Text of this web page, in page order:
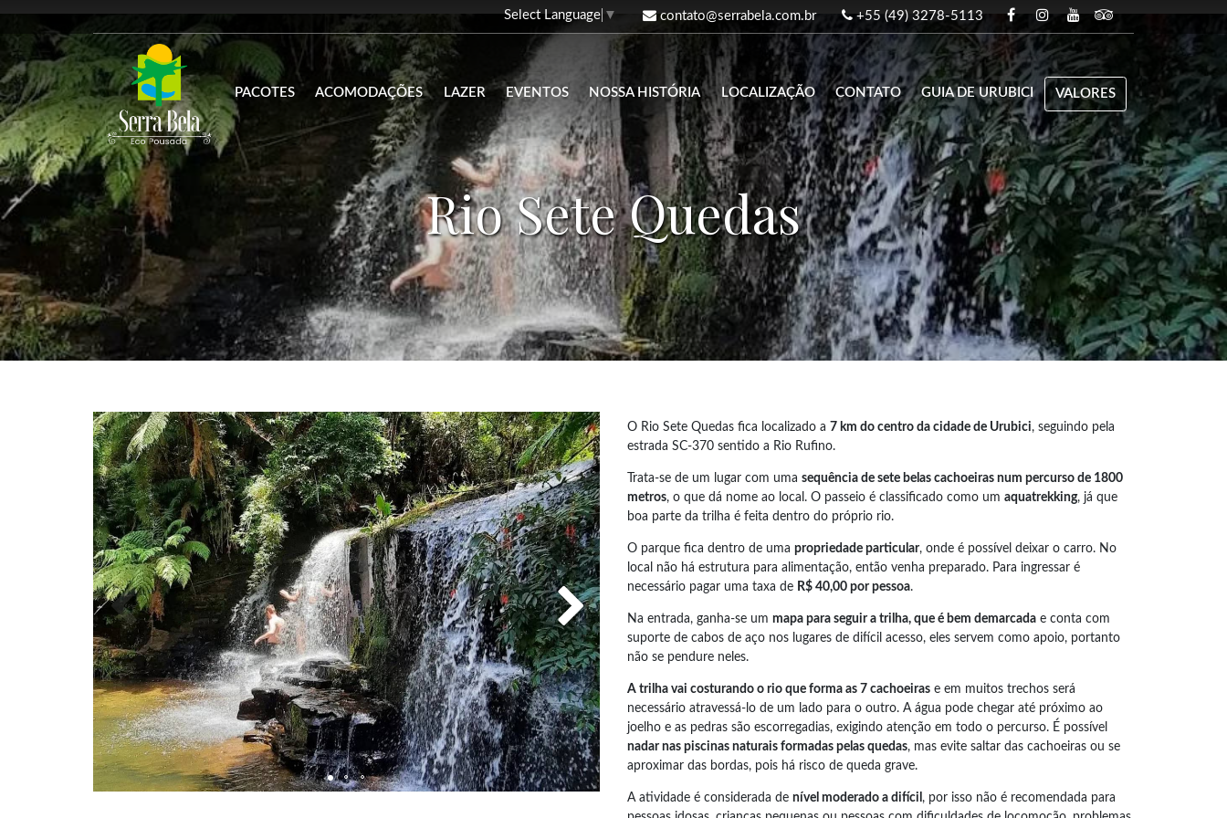
Select Language ▼ contato@serrabela.com.br +55 (49) 3278-5113
PACOTES ACOMODAÇÕES LAZER EVENTOS NOSSA HISTÓRIA LOCALIZAÇÃO CONTATO GUIA DE URUBICI VALORES
Rio Sete Quedas
O Rio Sete Quedas fica localizado a 7 km do centro da cidade de Urubici, seguindo pela
estrada SC-370 sentido a Rio Rufino.
Trata-se de um lugar com uma sequência de sete belas cachoeiras num percurso de 1800
metros, o que dá nome ao local. O passeio é classificado como um aquatrekking, já que
boa parte da trilha é feita dentro do próprio rio.
O parque fica dentro de uma propriedade particular, onde é possível deixar o carro. No
local não há estrutura para alimentação, então venha preparado. Para ingressar é
necessário pagar uma taxa de R$ 40,00 por pessoa.
Na entrada, ganha-se um mapa para seguir a trilha, que é bem demarcada e conta com
suporte de cabos de aço nos lugares de difícil acesso, eles servem como apoio, portanto
não se pendure neles.
A trilha vai costurando o rio que forma as 7 cachoeiras e em muitos trechos será
necessário atravessá-lo de um lado para o outro. A água pode chegar até próximo ao
joelho e as pedras são escorregadias, exigindo atenção em todo o percurso. É possível
nadar nas piscinas naturais formadas pelas quedas, mas evite saltar das cachoeiras ou se
aproximar das bordas, pois há risco de queda grave.
A atividade é considerada de nível moderado a difícil , por isso não é recomendada para